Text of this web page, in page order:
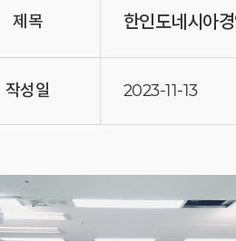
제목 한인도네시아
작성일 2023-11-13